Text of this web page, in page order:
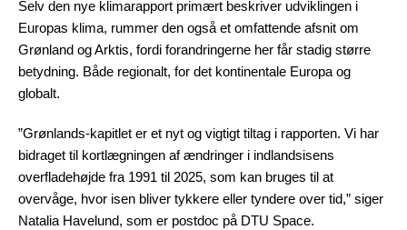
Selv den nye klimarapport primært beskriver udviklingen i
Europas klima, rummer den også et omfattende afsnit om
Grønland og Arktis, fordi forandringerne her får stadig større
betydning. Både regionalt, for det kontinentale Europa og
globalt.
”Grønlands-kapitlet er et nyt og vigtigt tiltag i rapporten. Vi har
bidraget til kortlægningen af ændringer i indlandsisens
overfladehøjde fra 1991 til 2025, som kan bruges til at
overvåge, hvor isen bliver tykkere eller tyndere over tid,” siger
Natalia Havelund, som er postdoc på DTU Space.